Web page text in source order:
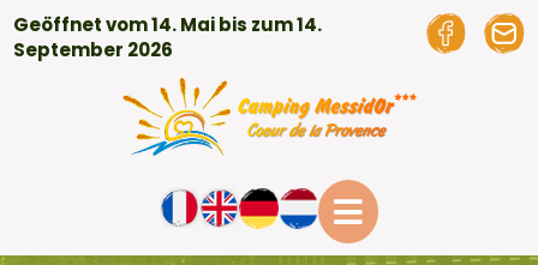
Geöffnet vom 14. Mai bis zum 14.
September 2026